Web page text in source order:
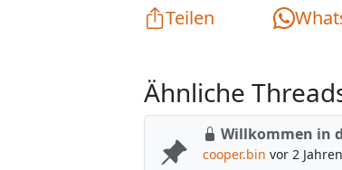
Teilen
Ähnliche
Willkommen in
cooper.bin vor 2